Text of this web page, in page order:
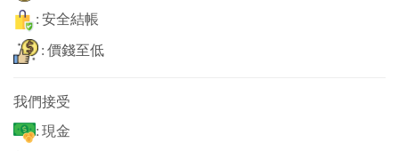
: 安全結帳
: 價錢至低
我們接受
: 現金